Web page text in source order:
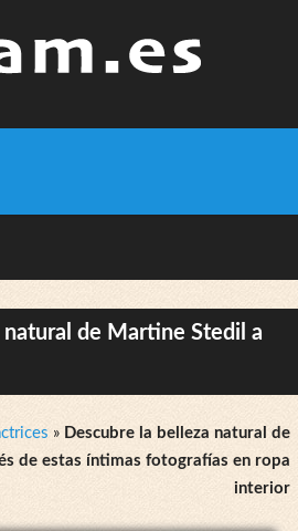
natural de Martine Stedil a
» Descubre la belleza natural de
de estas íntimas fotografías en ropa
interior